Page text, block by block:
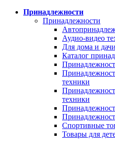
Принадлежности
Принадлежности
Аудио-видео
Для дома и дачи
Каталог
техники
техники
Спортивные
Товары для